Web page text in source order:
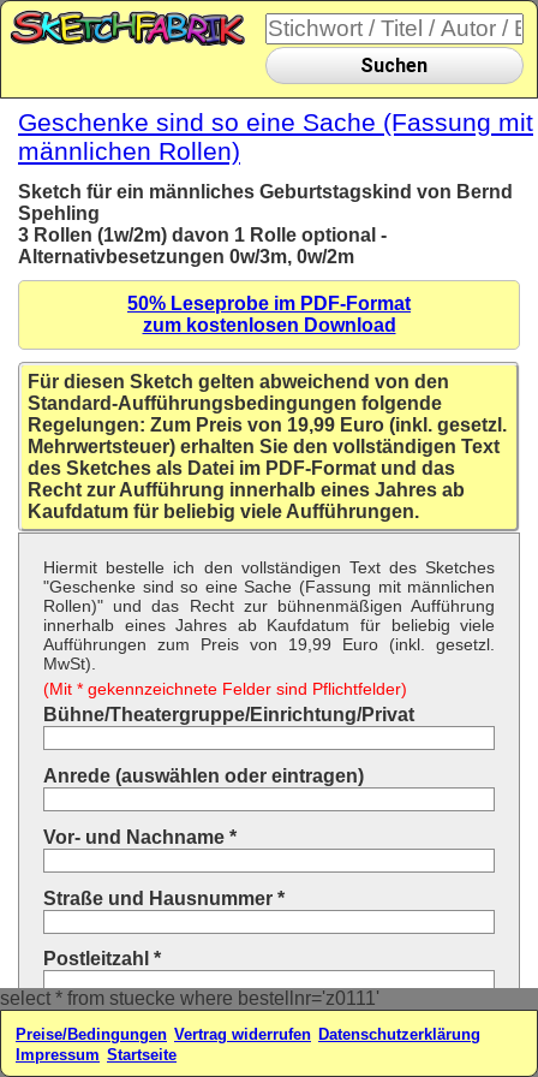
select * from stuecke where bestellnr='z0111'
Suchen
Geschenke sind so eine Sache (Fassung mit
männlichen Rollen)
Sketch für ein männliches Geburtstagskind von Bernd
Spehling
3 Rollen (1w/2m) davon 1 Rolle optional -
Alternativbesetzungen 0w/3m, 0w/2m
50% Leseprobe im PDF-Format
zum kostenlosen Download
Für diesen Sketch gelten abweichend von den
Standard-Aufführungsbedingungen folgende
Regelungen: Zum Preis von 19,99 Euro (inkl. gesetzl.
Mehrwertsteuer) erhalten Sie den vollständigen Text
des Sketches als Datei im PDF-Format und das
Recht zur Aufführung innerhalb eines Jahres ab
Kaufdatum für beliebig viele Aufführungen.
Hiermit bestelle ich den vollständigen Text des Sketches
"Geschenke sind so eine Sache (Fassung mit männlichen
Rollen)" und das Recht zur bühnenmäßigen Aufführung
innerhalb eines Jahres ab Kaufdatum für beliebig viele
Aufführungen zum Preis von 19,99 Euro (inkl. gesetzl.
MwSt).
(Mit * gekennzeichnete Felder sind Pflichtfelder)
Bühne/Theatergruppe/Einrichtung/Privat
Anrede (auswählen oder eintragen)
Vor- und Nachname *
Straße und Hausnummer *
Postleitzahl *
Preise/Bedingungen Vertrag widerrufen Datenschutzerklärung
Impressum Startseite